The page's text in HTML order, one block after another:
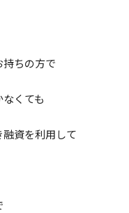
ちの方で
くても
資を利用して